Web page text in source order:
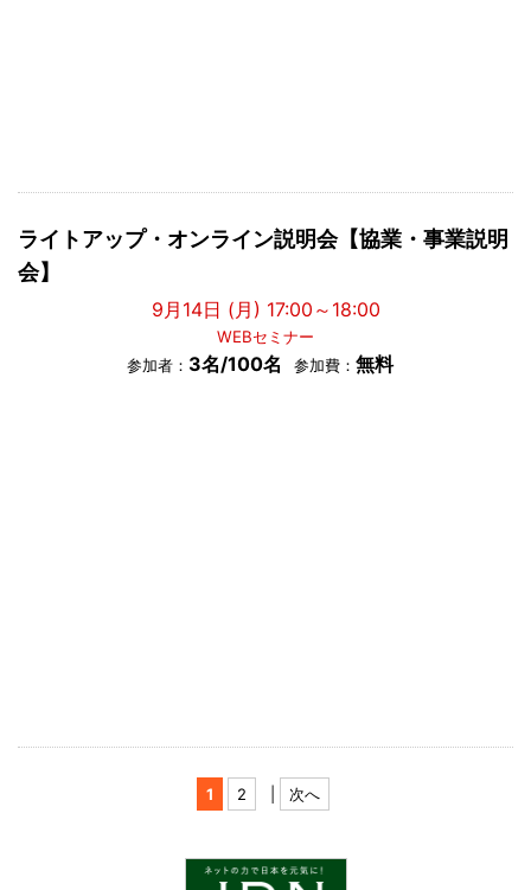
ライトアップ・オンライン説明会【協業・事業説明
会】
9月14日 (月) 17:00～18:00
WEBセミナー
参加者： 3名/100名 参加費： 無料
1 2 次へ